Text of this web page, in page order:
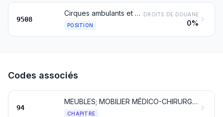
9508
Cirques ambulants et ménageries ambulantes; manèges pour parcs de loisirs et attractions de parcs aquatiques; attractions foraines, y compris les stands de tir; théâtres ambulants
POSITION
DROITS DE DOUANE
0%
Codes associés
94
MEUBLES; MOBILIER MÉDICO-CHIRURGICAL; ARTICLES DE LITERIE ET SIMILAIRES; LUMINAIRES ET APPAREILS D'ÉCLAIRAGE NON DÉNOMMÉS NI COMPRIS AILLEURS; LAMPES-RÉCLAMES, ENSEIGNES LUMINEUSES, PLAQUES INDICATRICES LUMINEUSES ET ARTICLES SIMILAIRES; CONSTRUCTIONS PRÉFABRIQUÉES
CHAPITRE